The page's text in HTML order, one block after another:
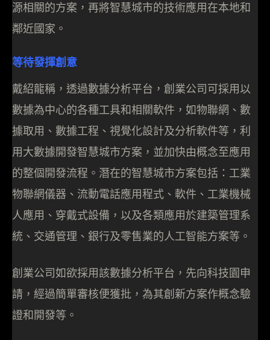
源相關的方案，再將智慧城市的技術應用在本地和
鄰近國家。
等待發揮創意
戴紹龍稱，透過數據分析平台，創業公司可採用以
數據為中心的各種工具和相關軟件，如物聯網、數
據取用、數據工程、視覺化設計及分析軟件等，利
用大數據開發智慧城市方案，並加快由概念至應用
的整個開發流程。潛在的智慧城市方案包括：工業
物聯網儀器、流動電話應用程式、軟件、工業機械
人應用、穿戴式設備，以及各類應用於建築管理系
統、交通管理、銀行及零售業的人工智能方案等。
創業公司如欲採用該數據分析平台，先向科技園申
請，經過簡單審核便獲批，為其創新方案作概念驗
證和開發等。